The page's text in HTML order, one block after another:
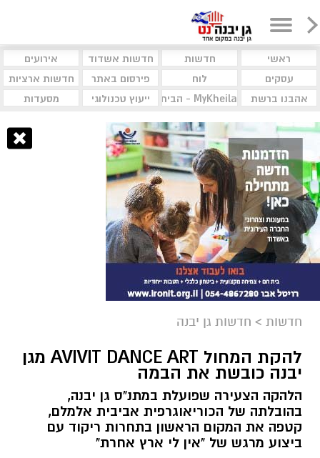
ראשי חדשות חדשות אשדוד
אירועים
עסקים
לוח פירסום באתר
חדשות ארציות
אהבנו ברשת
MyKheila - הבית לעסקים וקהילות ייעוץ טכנולוגי מסעדות
חדשות > חדשות גן יבנה
להקת המחול AVIVIT DANCE ART מגן
יבנה כובשת את הבמה
הלהקה הצעירה שפועלת במתנ"ס גן יבנה,
בהובלתה של הכוריאוגרפית אביבית אלמלם,
קטפה את המקום הראשון בתחרות ריקוד עם
ביצוע מרגש של "אין לי ארץ אחרת"